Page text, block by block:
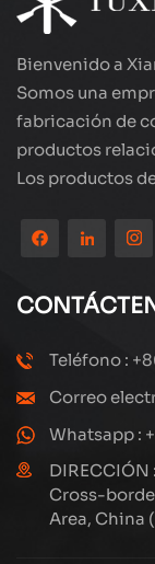
Bienvenido a
Somos una
fabricación de
productos
Los productos
ubicada en el
Xiamen,
países y
una amplia
Technology
estamos
continuamente
innovación para
de los clientes.
producción y
Teléfono :
Correo
Whatsapp :
Cross-
Area, China